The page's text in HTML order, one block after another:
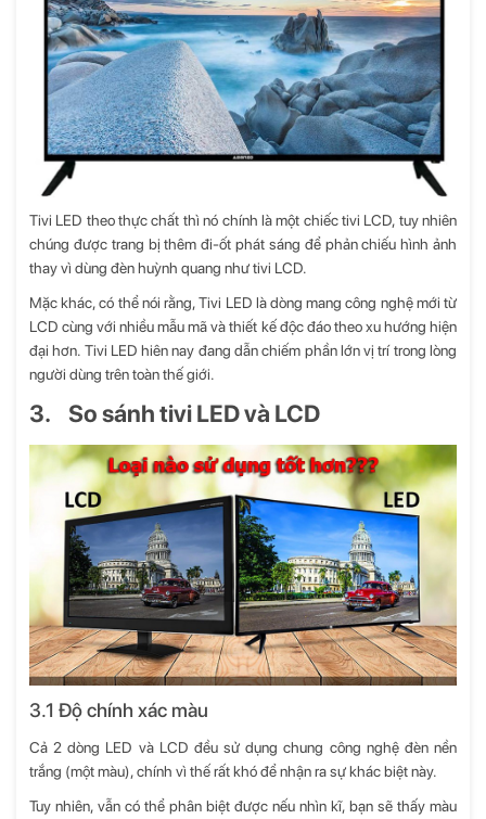
Tivi LED theo thực chất thì nó chính là một chiếc tivi LCD, tuy nhiên
chúng được trang bị thêm đi-ốt phát sáng để phản chiếu hình ảnh
thay vì dùng đèn huỳnh quang như tivi LCD.
Mặc khác, có thể nói rằng, Tivi LED là dòng mang công nghệ mới từ
LCD cùng với nhiều mẫu mã và thiết kế độc đáo theo xu hướng hiện
đại hơn. Tivi LED hiên nay đang dẫn chiếm phần lớn vị trí trong lòng
người dùng trên toàn thế giới.
3. So sánh tivi LED và LCD
3.1 Độ chính xác màu
Cả 2 dòng LED và LCD đều sử dụng chung công nghệ đèn nền
trắng (một màu), chính vì thế rất khó để nhận ra sự khác biệt này.
Tuy nhiên, vẫn có thể phân biệt được nếu nhìn kĩ, bạn sẽ thấy màu